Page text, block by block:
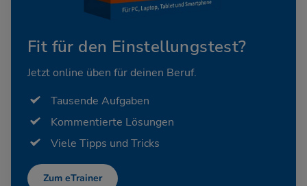
Fit für den Einstellungstest?
Jetzt online üben für deinen Beruf.
Tausende Aufgaben
Kommentierte Lösungen
Viele Tipps und Tricks
Zum eTrainer